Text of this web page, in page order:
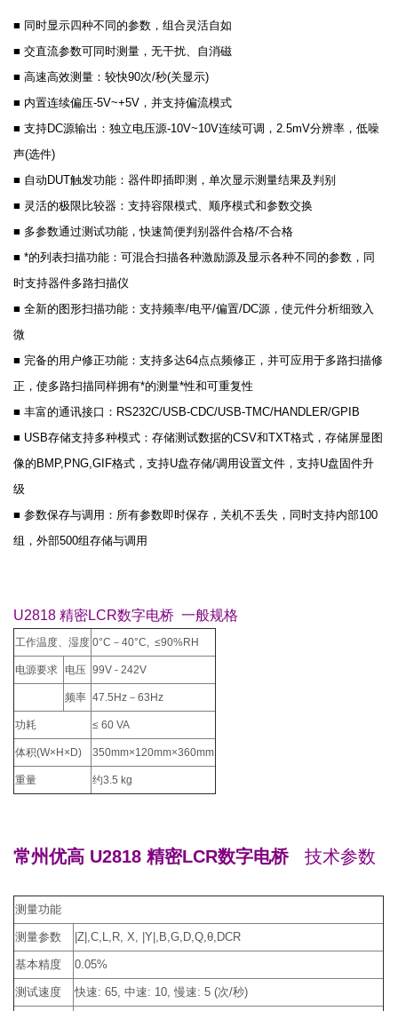
■ 同时显示四种不同的参数，组合灵活自如
■ 交直流参数可同时测量，无干扰、自消磁
■ 高速高效测量：较快90次/秒(关显示)
■ 内置连续偏压-5V~+5V，并支持偏流模式
■ 支持DC源输出：独立电压源-10V~10V连续可调，2.5mV分辨率，低噪
声(选件)
■ 自动DUT触发功能：器件即插即测，单次显示测量结果及判别
■ 灵活的极限比较器：支持容限模式、顺序模式和参数交换
■ 多参数通过测试功能，快速简便判别器件合格/不合格
■ *的列表扫描功能：可混合扫描各种激励源及显示各种不同的参数，同
时支持器件多路扫描仪
■ 全新的图形扫描功能：支持频率/电平/偏置/DC源，使元件分析细致入
微
■ 完备的用户修正功能：支持多达64点点频修正，并可应用于多路扫描修
正，使多路扫描同样拥有*的测量*性和可重复性
■ 丰富的通讯接口：RS232C/USB-CDC/USB-TMC/HANDLER/GPIB
■ USB存储支持多种模式：存储测试数据的CSV和TXT格式，存储屏显图
像的BMP,PNG,GIF格式，支持U盘存储/调用设置文件，支持U盘固件升
级
■ 参数保存与调用：所有参数即时保存，关机不丢失，同时支持内部100
组，外部500组存储与调用
U2818 精密LCR数字电桥 一般规格
工作温度、湿度 0°C－40°C, ≤90%RH
电源要求 电压 99V - 242V
频率 47.5Hz－63Hz
功耗 ≤ 60 VA
体积(W×H×D) 350mm×120mm×360mm
重量 约3.5 kg
常州优高 U2818 精密LCR数字电桥 技术参数
测量功能
测量参数 |Z|,C,L,R, X, |Y|,B,G,D,Q,θ,DCR
基本精度 0.05%
测试速度 快速: 65, 中速: 10, 慢速: 5 (次/秒)